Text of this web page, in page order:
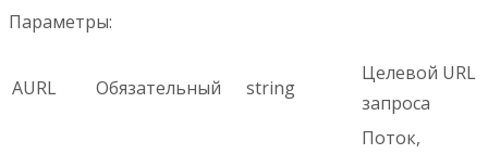
Параметры:
AURL Обязательный string
Целевой URL
запроса
Поток,